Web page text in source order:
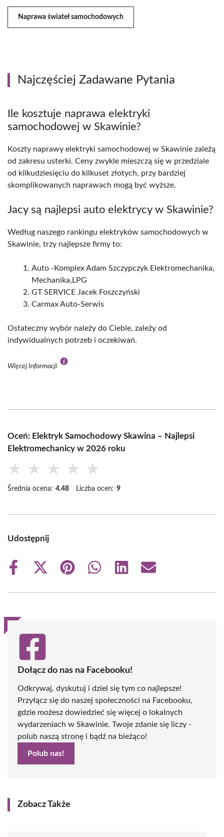
Naprawa świateł samochodowych
Najczęściej Zadawane Pytania
Ile kosztuje naprawa elektryki
samochodowej w Skawinie?
Koszty naprawy elektryki samochodowej w Skawinie zależą
od zakresu usterki. Ceny zwykle mieszczą się w przedziale
od kilkudziesięciu do kilkuset złotych, przy bardziej
skomplikowanych naprawach mogą być wyższe.
Jacy są najlepsi auto elektrycy w Skawinie?
Według naszego rankingu elektryków samochodowych w
Skawinie, trzy najlepsze firmy to:
Auto -Komplex Adam Szczypczyk Elektromechanika,
Mechanika,LPG
GT SERVICE Jacek Foszczyński
Carmax Auto-Serwis
Ostateczny wybór należy do Ciebie, zależy od
indywidualnych potrzeb i oczekiwań.
Więcej Informacji
Oceń: Elektryk Samochodowy Skawina – Najlepsi
Elektromechanicy w 2026 roku
★ ★ ★ ★ ★
Średnia ocena: 4.48 Liczba ocen: 9
Udostępnij
Share
Share
(Twitter)
Share
Share
Share
Share
Dołącz do nas na Facebooku!
Odkrywaj, dyskutuj i dziel się tym co najlepsze!
Przyłącz się do naszej społeczności na Facebooku,
gdzie możesz dowiedzieć się więcej o lokalnych
wydarzeniach w Skawinie. Twoje zdanie się liczy -
polub naszą stronę i bądź na bieżąco!
Polub nas!
Zobacz Także